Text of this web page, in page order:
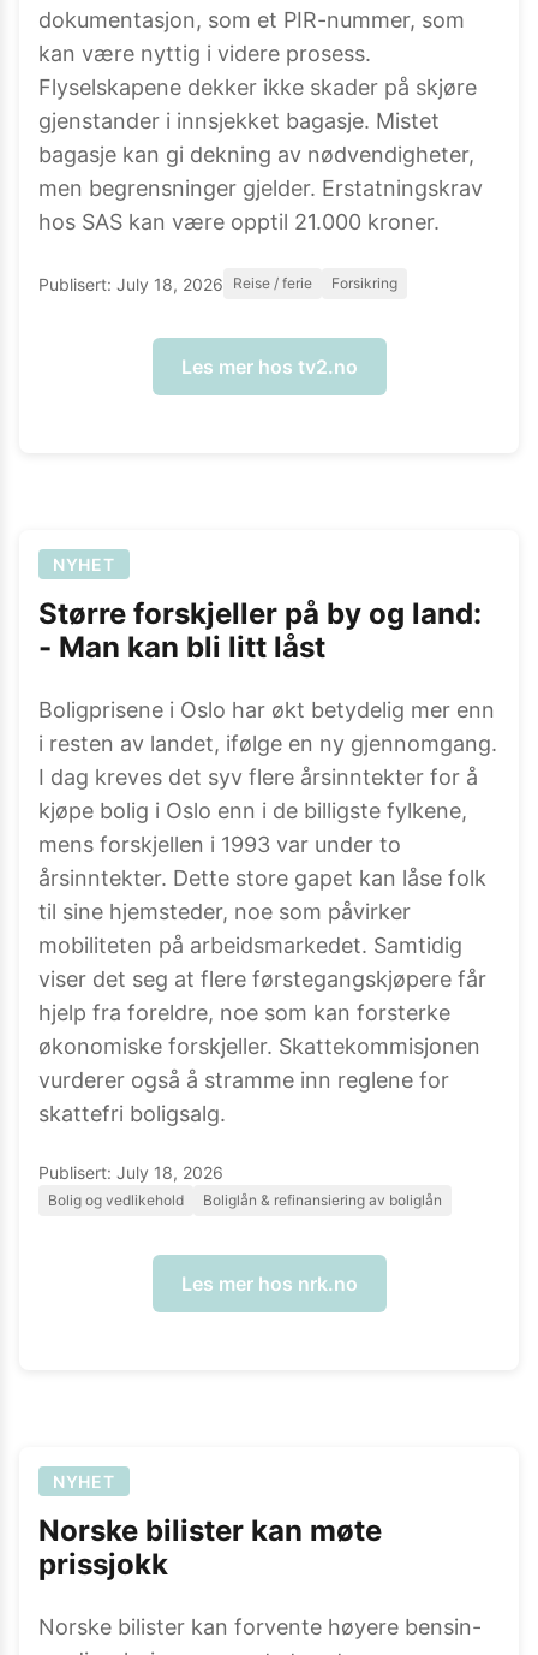
dokumentasjon, som et PIR-nummer, som
kan være nyttig i videre prosess.
Flyselskapene dekker ikke skader på skjøre
gjenstander i innsjekket bagasje. Mistet
bagasje kan gi dekning av nødvendigheter,
men begrensninger gjelder. Erstatningskrav
hos SAS kan være opptil 21.000 kroner.
Publisert: July 18, 2026 Reise / ferie Forsikring
Les mer hos tv2.no
NYHET
Større forskjeller på by og land:
- Man kan bli litt låst
Boligprisene i Oslo har økt betydelig mer enn
i resten av landet, ifølge en ny gjennomgang.
I dag kreves det syv flere årsinntekter for å
kjøpe bolig i Oslo enn i de billigste fylkene,
mens forskjellen i 1993 var under to
årsinntekter. Dette store gapet kan låse folk
til sine hjemsteder, noe som påvirker
mobiliteten på arbeidsmarkedet. Samtidig
viser det seg at flere førstegangskjøpere får
hjelp fra foreldre, noe som kan forsterke
økonomiske forskjeller. Skattekommisjonen
vurderer også å stramme inn reglene for
skattefri boligsalg.
Publisert: July 18, 2026
Bolig og vedlikehold Boliglån & refinansiering av boliglån
Les mer hos nrk.no
NYHET
Norske bilister kan møte
prissjokk
Norske bilister kan forvente høyere bensin-